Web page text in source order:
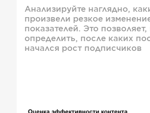
Анализируйте наглядно,
произвели резкое
показателей. Это
определить, после каких
начался рост подписчиков